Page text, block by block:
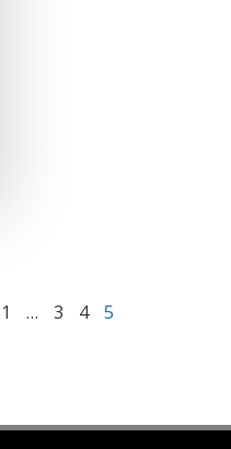
Page
1 … Page
3 Page
4 Page
5